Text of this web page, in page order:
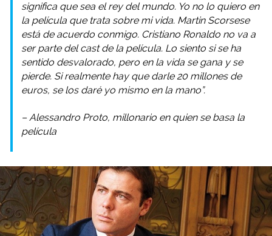
significa que sea el rey del mundo. Yo no lo quiero en
la película que trata sobre mi vida. Martin Scorsese
está de acuerdo conmigo. Cristiano Ronaldo no va a
ser parte del cast de la película. Lo siento si se ha
sentido desvalorado, pero en la vida se gana y se
pierde. Si realmente hay que darle 20 millones de
euros, se los daré yo mismo en la mano”.
– Alessandro Proto, millonario en quien se basa la
película